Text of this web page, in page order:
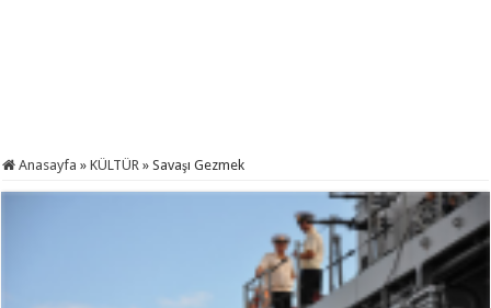
Anasayfa » KÜLTÜR » Savaşı Gezmek